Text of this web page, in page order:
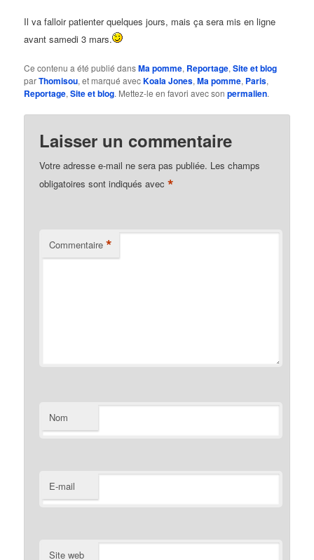
Il va falloir patienter quelques jours, mais ça sera mis en ligne
avant samedi 3 mars.
Ce contenu a été publié dansMa pomme, Reportage,Site et blog
parThomisou, et marqué avecKoala Jones,Ma pomme, Paris,
Reportage,Site et blog. Mettez-le en favori avec sonpermalien.
Laisser un commentaire
Votre adresse e-mail ne sera pas publiée. Les champs
obligatoires sont indiqués avec*
Commentaire *
Nom
E-mail
Site web